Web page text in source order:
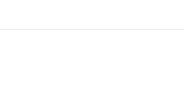
27 आरोपी जेल भेजे गए